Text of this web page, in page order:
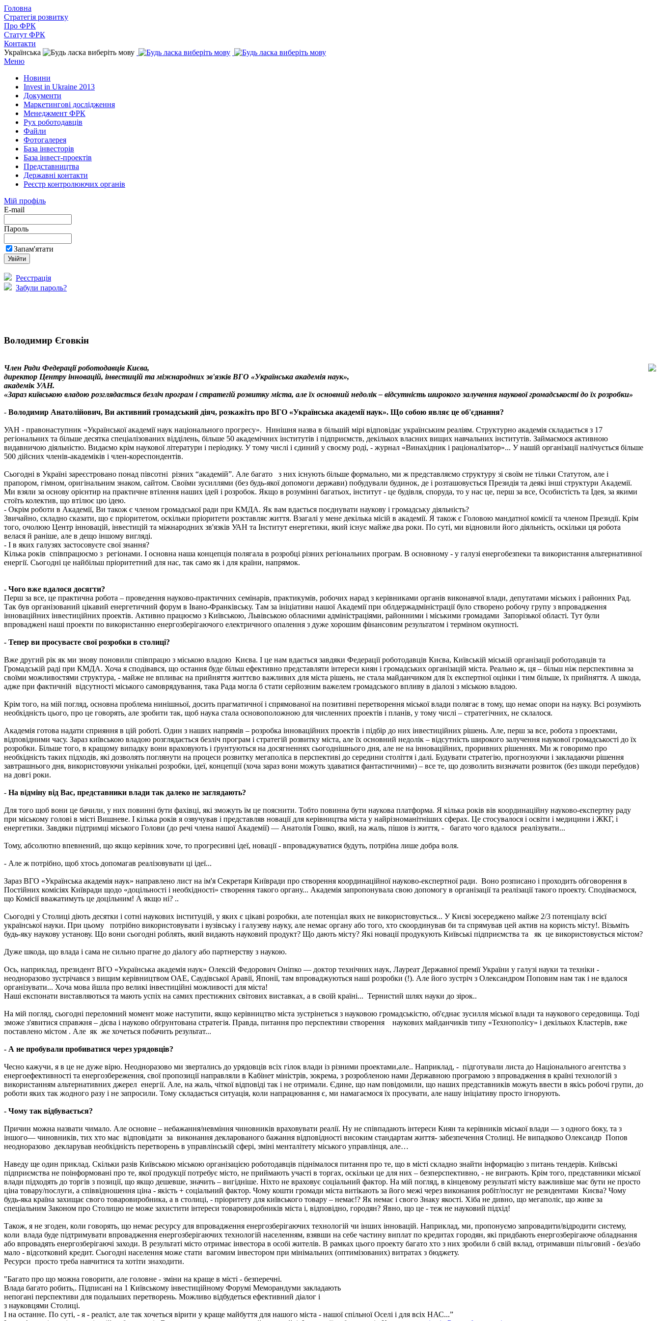
Головна
Стратегія розвитку
Про ФРК
Статут ФРК
Контакти
Українська
Меню
Новини
Invest in Ukraine 2013
Документи
Маркетингові дослідження
Менеджмент ФРК
Рух роботодавців
Файли
Фотогалерея
База інвесторів
База інвест-проектів
Представництва
Державні контакти
Реєстр контролюючих органів
Мій профіль
E-mail
Пароль
Запам'ятати
Реєстрація
Забули пароль?
Володимир Єговкін
Член Ради Федерації роботодавців Києва,
директор Центру інновацій, інвестицій та міжнародних зв'язків ВГО «Українська академія наук»,
академік УАН.
«Зараз київською владою розглядається безліч програм і стратегій розвитку міста, але їх основний недолік – відсутність широкого залучення наукової громадськості до їх розробки»
- Володимир Анатолійович, Ви активний громадський діяч, розкажіть про ВГО «Українська академії наук». Що собою являє це об'єднання?
УАН - правонаступник «Української академії наук національного прогресу». Нинішня назва в більшій мірі відповідає українським реаліям. Структурно академія складається з 17
регіональних та більше десятка спеціалізованих відділень, більше 50 академічних інститутів і підприємств, декількох власних вищих навчальних інститутів. Займаємося активною
видавничою діяльністю. Видаємо крім наукової літератури і періодику. У тому числі і єдиний у своєму роді, - журнал «Винахідник і раціоналізатор»... У нашій організації налічується більше
500 дійсних членів-академіків і член-кореспондентів.
Сьогодні в Україні зареєстровано понад півсотні різних “академій”. Але багато з них існують більше формально, ми ж представляємо структуру зі своїм не тільки Статутом, але і
прапором, гімном, оригінальним знаком, сайтом. Своїми зусиллями (без будь-якої допомоги держави) побудували будинок, де і розташовується Президія та деякі інші структури Академії.
Ми взяли за основу орієнтир на практичне втілення наших ідей і розробок. Якщо в розумінні багатьох, інститут - це будівля, споруда, то у нас це, перш за все, Особистість та Ідея, за якими
стоїть колектив, що втілює цю ідею.
- Окрім роботи в Академії, Ви також є членом громадської ради при КМДА. Як вам вдається поєднувати наукову і громадську діяльність?
Звичайно, складно сказати, що є пріоритетом, оскільки пріоритети розставляє життя. Взагалі у мене декілька місій в академії. Я також є Головою мандатної комісії та членом Президії. Крім
того, очолюю Центр інновацій, інвестицій та міжнародних зв'язків УАН та Інститут енергетики, який існує майже два роки. По суті, ми відновили його діяльність, оскільки ця робота
велася й раніше, але в дещо іншому вигляді.
- І в яких галузях застосовуєте свої знання?
Кілька років співпрацюємо з регіонами. І основна наша концепція полягала в розробці різних регіональних програм. В основному - у галузі енергобезпеки та використання альтернативної
енергії. Сьогодні це найбільш пріоритетний для нас, так само як і для країни, напрямок.
- Чого вже вдалося досягти?
Перш за все, це практична робота – проведення науково-практичних семінарів, практикумів, робочих нарад з керівниками органів виконавчої влади, депутатами міських і районних Рад.
Так був організований цікавий енергетичний форум в Івано-Франківську. Там за ініціативи нашої Академії при облдержадміністрації було створено робочу групу з впровадження
інноваційних інвестиційних проектів. Активно працюємо з Київською, Львівською обласними адміністраціями, районними і міськими громадами Запорізької області. Тут були
впроваджені наші проекти по використанню енергозберігаючого електричного опалення з дуже хорошим фінансовим результатом і терміном окупності.
- Тепер ви просуваєте свої розробки в столиці?
Вже другий рік як ми знову поновили співпрацю з міською владою Києва. І це нам вдається завдяки Федерації роботодавців Києва, Київській міській організації роботодавців та
Громадській раді при КМДА. Хоча я сподівався, що остання буде більш ефективно представляти інтереси киян і громадських організацій міста. Реально ж, ця – більш ніж перспективна за
своїми можливостями структура, - майже не впливає на прийняття життєво важливих для міста рішень, не стала майданчиком для їх експертної оцінки і тим більше, їх прийняття. А шкода,
адже при фактичній відсутності міського самоврядування, така Рада могла б стати серйозним важелем громадського впливу в діалозі з міською владою.
Крім того, на мій погляд, основна проблема нинішньої, досить прагматичної і спрямованої на позитивні перетворення міської влади полягає в тому, що немає опори на науку. Всі розуміють
необхідність цього, про це говорять, але зробити так, щоб наука стала основоположною для численних проектів і планів, у тому числі – стратегічних, не склалося.
Академія готова надати сприяння в цій роботі. Один з наших напрямів – розробка інноваційних проектів і підбір до них інвестиційних рішень. Але, перш за все, робота з проектами,
відповідними часу. Зараз київською владою розглядається безліч програм і стратегій розвитку міста, але їх основний недолік – відсутність широкого залучення наукової громадськості до їх
розробки. Більше того, в кращому випадку вони враховують і ґрунтуються на досягненнях сьогоднішнього дня, але не на інноваційних, проривних рішеннях. Ми ж говоримо про
необхідність таких підходів, які дозволять поглянути на процеси розвитку мегаполіса в перспективі до середини століття і далі. Будувати стратегію, прогнозуючи і закладаючи рішення
завтрашнього дня, використовуючи унікальні розробки, ідеї, концепції (хоча зараз вони можуть здаватися фантастичними) – все те, що дозволить визначати розвиток (без шкоди перебудов)
на довгі роки.
- На відміну від Вас, представники влади так далеко не заглядають?
Для того щоб вони це бачили, у них повинні бути фахівці, які зможуть їм це пояснити. Тобто повинна бути наукова платформа. Я кілька років вів координаційну науково-експертну раду
при міському голові в місті Вишневе. І кілька років я озвучував і представляв новації для керівництва міста у найрізноманітніших сферах. Це стосувалося і освіти і медицини і ЖКГ, і
енергетики. Завдяки підтримці міського Голови (до речі члена нашої Академії) — Анатолія Гошко, який, на жаль, пішов із життя, - багато чого вдалося реалізувати...
Тому, абсолютно впевнений, що якщо керівник хоче, то прогресивні ідеї, новації - впроваджуватися будуть, потрібна лише добра воля.
- Але ж потрібно, щоб хтось допомагав реалізовувати ці ідеї...
Зараз ВГО «Українська академія наук» направлено лист на ім'я Секретаря Київради про створення координаційної науково-експертної ради. Воно розписано і проходить обговорення в
Постійних комісіях Київради щодо «доцільності і необхідності» створення такого органу... Академія запропонувала свою допомогу в організації та реалізації такого проекту. Сподіваємося,
що Комісії вважатимуть це доцільним! А якщо ні? ..
Сьогодні у Столиці діють десятки і сотні наукових інституцій, у яких є цікаві розробки, але потенціал яких не використовується... У Києві зосереджено майже 2/3 потенціалу всієї
української науки. При цьому потрібно використовувати і вузівську і галузеву науку, але немає органу або того, хто скоординував би та спрямував цей актив на користь місту!. Візьміть
будь-яку наукову установу. Що вони сьогодні роблять, який видають науковий продукт? Що дають місту? Які новації продукують Київські підприємства та як це використовується містом?
Дуже шкода, що влада і сама не сильно прагне до діалогу або партнерству з наукою.
Ось, наприклад, президент ВГО «Українська академія наук» Олексій Федорович Оніпко — доктор технічних наук, Лауреат Державної премії України у галузі науки та техніки -
неодноразово зустрічався з вищим керівництвом ОАЕ, Саудівської Аравії, Японії, там впроваджуються наші розробки (!). Але його зустріч з Олександром Поповим нам так і не вдалося
організувати... Хоча мова йшла про великі інвестиційні можливості для міста!
Наші експонати виставляються та мають успіх на самих престижних світових виставках, а в своїй країні... Тернистий шлях науки до зірок..
На мій погляд, сьогодні переломний момент може наступити, якщо керівництво міста зустрінеться з науковою громадськістю, об'єднає зусилля міської влади та наукового середовища. Тоді
зможе з'явитися справжня – дієва і науково обґрунтована стратегія. Правда, питання про перспективи створення наукових майданчиків типу «Технополісу» і декількох Кластерів, вже
поставлено містом . Але як же хочеться побачить результат...
- А не пробували пробиватися через урядовців?
Чесно кажучи, я в це не дуже вірю. Неодноразово ми звертались до урядовців всіх гілок влади із різними проектами,але.. Наприклад, - підготували листа до Національного агентства з
енергоефективності та енергозбереження, свої пропозиції направляли в Кабінет міністрів, зокрема, з розробленою нами Державною програмою з впровадження в країні технологій з
використанням альтернативних джерел енергії. Але, на жаль, чіткої відповіді так і не отримали. Єдине, що нам повідомили, що наших представників можуть ввести в якісь робочі групи, до
роботи яких так жодного разу і не запросили. Тому складається ситуація, коли напрацювання є, ми намагаємося їх просувати, але нашу ініціативу просто ігнорують.
- Чому так відбувається?
Причин можна назвати чимало. Але основне – небажання/невміння чиновників враховувати реалії. Ну не співпадають інтереси Киян та керівників міської влади — з одного боку, та з
іншого— чиновників, тих хто має відповідати за виконання декларованого бажання відповідності високим стандартам життя- забезпечення Столиці. Не випадково Олександр Попов
неодноразово декларував необхідність перетворень в управлінській сфері, зміні менталітету міського управлінця, але…
Наведу ще один приклад. Скільки разів Київською міською організацією роботодавців піднімалося питання про те, що в місті складно знайти інформацію з питань тендерів. Київські
підприємства не поінформовані про те, якої продукції потребує місто, не приймають участі в торгах, оскільки це для них – безперспективно, - не виграють. Крім того, представники міської
влади підходять до торгів з позиції, що якщо дешевше, значить – вигідніше. Ніхто не враховує соціальний фактор. На мій погляд, в кінцевому результаті місту важливіше має бути не просто
ціна товару/послуги, а співвідношення ціна - якість + соціальний фактор. Чому кошти громади міста витікають за його межі через виконання робіт/послуг не резидентами Києва? Чому
будь-яка країна захищає свого товаровиробника, а в столиці, - пріоритету для київського товару – немає!? Як немає і свого Знаку якості. Хіба не дивно, що мегаполіс, що живе за
спеціальним Законом про Столицю не може захистити інтереси товаровиробників міста і, відповідно, городян? Явно, що це - теж не науковий підхід!
Також, я не згоден, коли говорять, що немає ресурсу для впровадження енергозберігаючих технологій чи інших інновацій. Наприклад, ми, пропонуємо запровадити/відродити систему,
коли влада буде підтримувати впровадження енергозберігаючих технологій населенням, взявши на себе частину виплат по кредитах городян, які придбають енергозберігаюче обладнання
або впровадять енергозберігаючі заходи. В результаті місто отримає інвестора в особі жителів. В рамках цього проекту багато хто з них зробили б свій вклад, отримавши пільговий - без/або
мало - відсотковий кредит. Сьогодні населення може стати вагомим інвестором при мінімальних (оптимізованих) витратах з бюджету.
Ресурси просто треба навчитися та хотіти знаходити.
"Багато про що можна говорити, але головне - зміни на краще в місті - безперечні.
Влада багато робить,. Підписані на 1 Київському інвестиційному Форумі Меморандуми закладають
непогані перспективи для подальших перетворень. Можливо відбудеться ефективний діалог і
з науковцями Столиці.
І на останне. По суті, - я - реаліст, але так хочеться вірити у краще майбуття для нашого міста - нашої спільної Оселі і для всіх НАС...”